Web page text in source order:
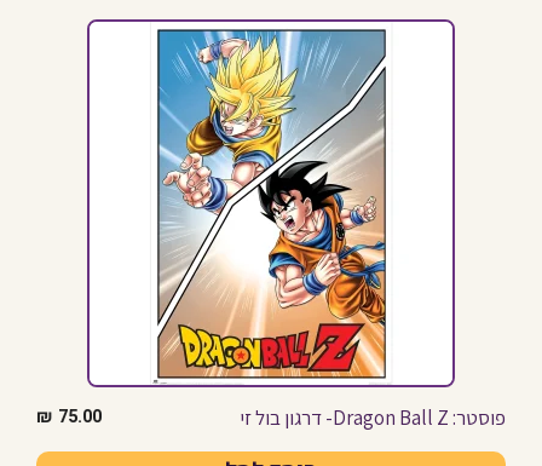
פוסטר: Dragon Ball Z- דרגון בול זי 75.00
₪